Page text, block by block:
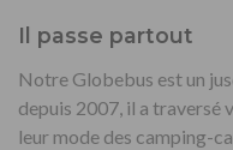
Il passe partout
Notre Globebus est un
depuis 2007, il a traversé
leur mode des camping-